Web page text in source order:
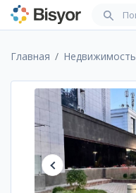
Главная Недвижимость